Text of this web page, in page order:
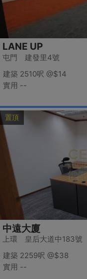
LANE UP
屯門 建發里4號
建築 2510呎 @$14
實用 --
置頂
中遠大廈
上環 皇后大道中183號
建築 2259呎 @$38
實用 --